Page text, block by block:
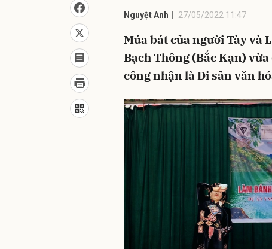
Nguyệt Anh 27/05/2022 11:47
Múa bát của người Tày và
Bạch Thông (Bắc Kạn)
công nhận là Di sản văn